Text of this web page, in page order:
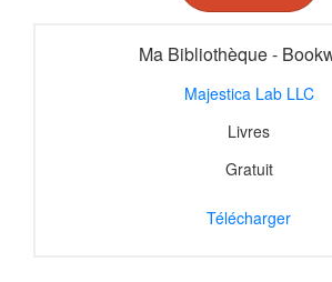
Ma Bibliothèque -
Majestica Lab LLC
Livres
Gratuit
Télécharger